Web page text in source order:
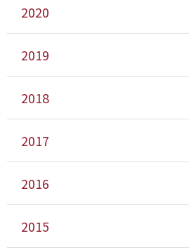
2020
2019
2018
2017
2016
2015